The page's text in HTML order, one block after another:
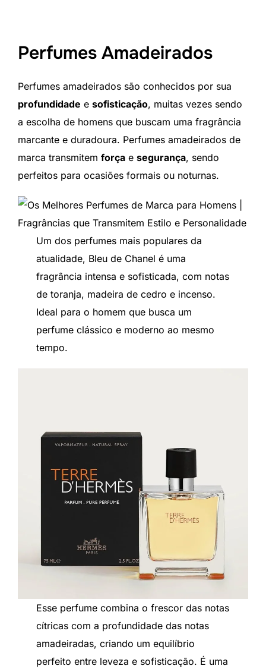
Perfumes Amadeirados
Perfumes amadeirados são conhecidos por sua
profundidade e sofisticação, muitas vezes sendo
a escolha de homens que buscam uma fragrância
marcante e duradoura. Perfumes amadeirados de
marca transmitem força e segurança, sendo
perfeitos para ocasiões formais ou noturnas.
Um dos perfumes mais populares da
atualidade, Bleu de Chanel é uma
fragrância intensa e sofisticada, com notas
de toranja, madeira de cedro e incenso.
Ideal para o homem que busca um
perfume clássico e moderno ao mesmo
tempo.
Esse perfume combina o frescor das notas
cítricas com a profundidade das notas
amadeiradas, criando um equilíbrio
perfeito entre leveza e sofisticação. É uma